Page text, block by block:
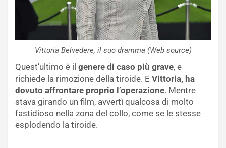
Vittoria Belvedere, il suo dramma (Web source)
Quest’ultimo è il genere di caso più grave, e
richiede la rimozione della tiroide. E Vittoria, ha
dovuto affrontare proprio l’operazione. Mentre
stava girando un film, avvertì qualcosa di molto
fastidioso nella zona del collo, come se le stesse
esplodendo la tiroide.